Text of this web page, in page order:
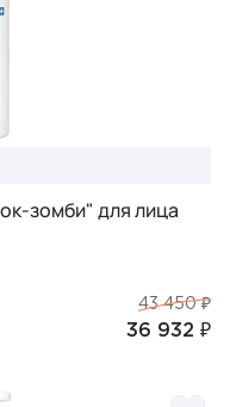
зомби" для лица
43 450 ₽
36 932 ₽